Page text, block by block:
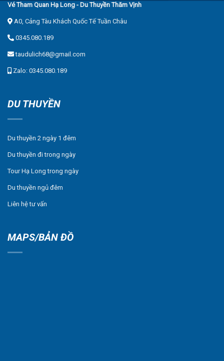
Vé Tham Quan Hạ Long - Du Thuyền Thăm Vịnh
A0, Cảng Tàu Khách Quốc Tế Tuần Châu
0345.080.189
taudulich68@gmail.com
Zalo: 0345.080.189
DU THUYỀN
Du thuyền 2 ngày 1 đêm
Du thuyền đi trong ngày
Tour Hạ Long trong ngày
Du thuyền ngủ đêm
Liên hệ tư vấn
MAPS/BẢN ĐỒ